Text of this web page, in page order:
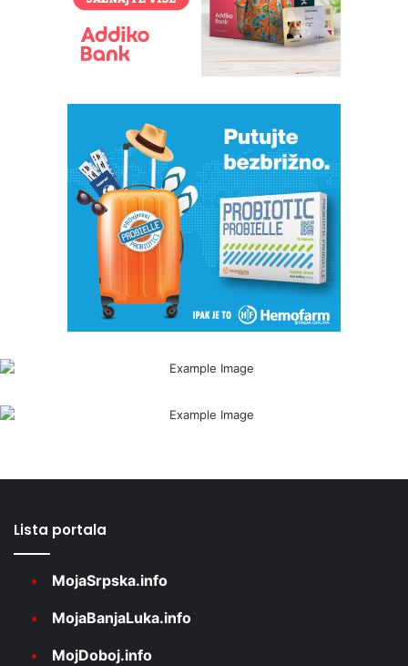
Lista portala
MojaSrpska.info
MojaBanjaLuka.info
MojDoboj.info